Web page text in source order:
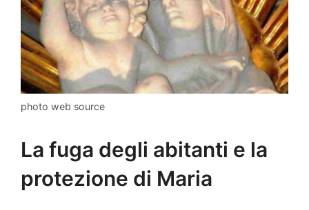
photo web source
La fuga degli abitanti e la
protezione di Maria